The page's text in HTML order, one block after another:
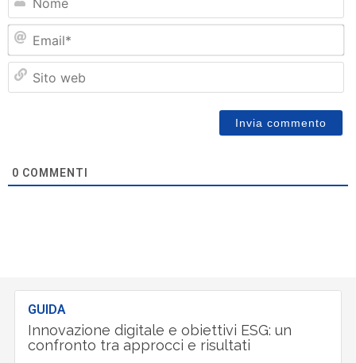
0 COMMENTI
GUIDA
Innovazione digitale e obiettivi ESG: un
confronto tra approcci e risultati